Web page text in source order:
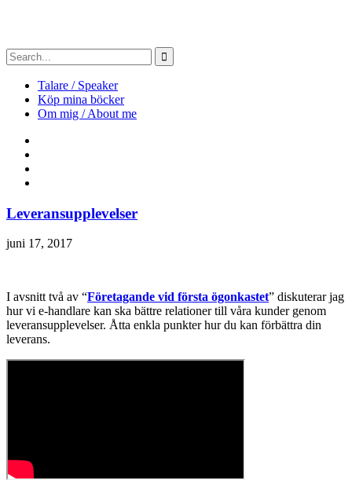
Talare / Speaker
Köp mina böcker
Om mig / About me
Leveransupplevelser
juni 17, 2017
I avsnitt två av “Företagande vid första ögonkastet” diskuterar jag
hur vi e-handlare kan ska bättre relationer till våra kunder genom
leveransupplevelser. Åtta enkla punkter hur du kan förbättra din
leverans.